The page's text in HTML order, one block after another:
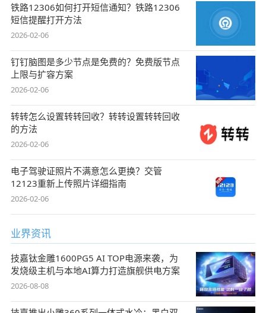
铁路12306如何打开短信通知？铁路12306
短信提醒打开方法
2026-02-06
钉钉脑图是多少节点是免费的？免费版节点
上限与扩容方案
2026-02-06
转转怎么设置转转回收？转转设置转转回收
的方法
2026-02-06
电子驾驶证照片不满意怎么更换？交管
12123重新上传照片详细指南
2026-02-06
业界资讯
技嘉钛金雕1600PG5 AI TOP电源来袭，为
发烧级主机与本地AI算力打造旗舰供电方案
2026-08-08